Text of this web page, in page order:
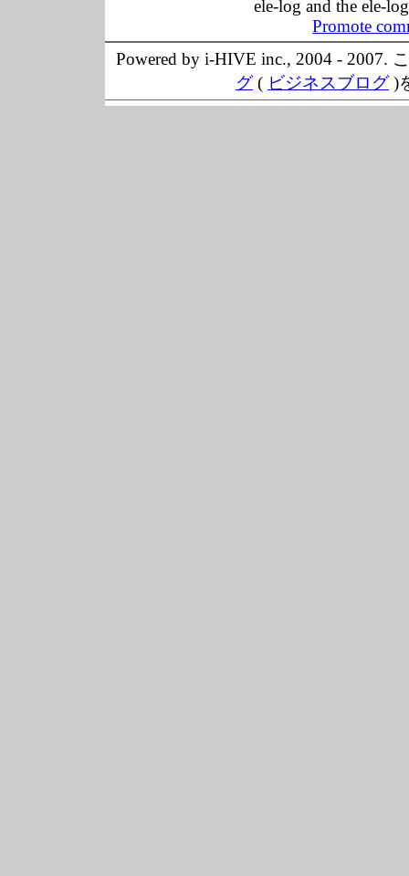
ele-log and the ele-
Promote
Powered by i-HIVE inc., 2004 - 2007.
グ( ビジネスブログ)